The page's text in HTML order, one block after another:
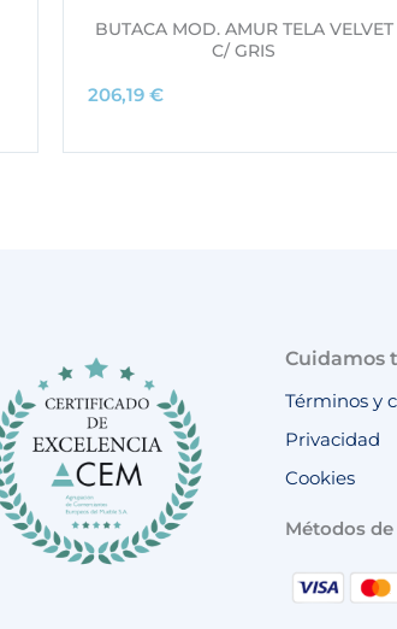
BUTACA MOD. AMUR TELA VELVET
C/ GRIS
206,19 €
Cuidamos
Términos y
Privacidad
Cookies
Métodos